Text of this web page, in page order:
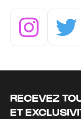
RECEVEZ
ET